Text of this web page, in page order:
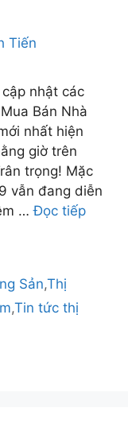
Tiến
cập nhật các
Bán Nhà
nhất hiện
giờ trên
trọng! Mặc
vẫn đang diễn
…Đọc tiếp
Sản,Thị
,Tin tức thị